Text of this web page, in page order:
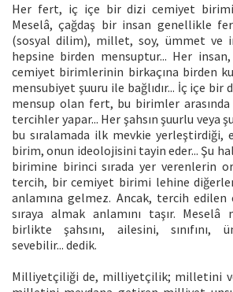
Her fert, iç içe bir dizi cemiyet
Meselâ, çağdaş bir insan genellikle
(sosyal dilim), millet, soy, ümmet ve
hepsine birden mensuptur... Her
cemiyet birimlerinin birkaçına birden
mensubiyet şuuru ile bağlıdır... İç içe
mensup olan fert, bu birimler arasında
tercihler yapar... Her şahsın şuurlu veya
bu sıralamada ilk mevkie yerleştirdiği,
birim, onun ideolojisini tayin eder... Şu
birimine birinci sırada yer verenlerin
tercih, bir cemiyet birimi lehine
anlamına gelmez. Ancak, tercih
sıraya almak anlamını taşır.
birlikte şahsını, ailesini, sınıfını,
sevebilir... dedik.
Milliyetçiliği de, milliyetçilik; milletini